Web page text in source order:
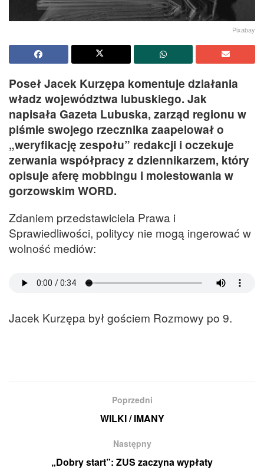
Pixabay
Poseł Jacek Kurzępa komentuje działania
władz województwa lubuskiego. Jak
napisała Gazeta Lubuska, zarząd regionu w
piśmie swojego rzecznika zaapelował o
„weryfikację zespołu” redakcji i oczekuje
zerwania współpracy z dziennikarzem, który
opisuje aferę mobbingu i molestowania w
gorzowskim WORD.
Zdaniem przedstawiciela Prawa i
Sprawiedliwości, politycy nie mogą ingerować w
wolność mediów:
Jacek Kurzępa był gościem Rozmowy po 9.
Poprzedni
WILKI / IMANY
Następny
„Dobry start”: ZUS zaczyna wypłaty